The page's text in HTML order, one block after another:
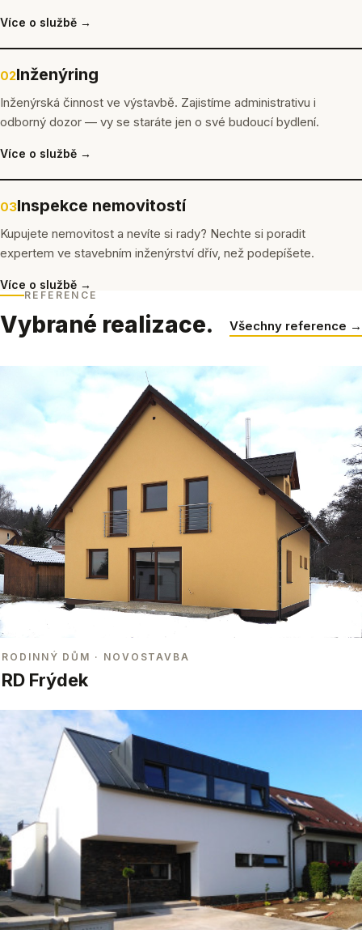
Více o službě →
02Inženýring
Inženýrská činnost ve výstavbě. Zajistíme administrativu i
odborný dozor — vy se staráte jen o své budoucí bydlení.
Více o službě →
03Inspekce nemovitostí
Kupujete nemovitost a nevíte si rady? Nechte si poradit
expertem ve stavebním inženýrství dřív, než podepíšete.
Více o službě →
REFERENCE
Vybrané realizace. Všechny reference →
RODINNÝ DŮM · NOVOSTAVBA
RD Frýdek